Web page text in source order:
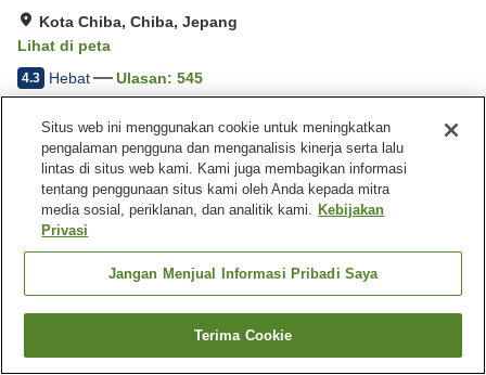
Kota Chiba, Chiba, Jepang
Lihat di peta
4.3 Hebat Ulasan: 545
Fasilitas properti
Tempat parkir
Restoran
Lounge
Pojok izakaya
Beranda Jepang Chiba Kota Chiba Hotel Port Plaza Chiba
Cari kamar
Situs web ini menggunakan cookie untuk meningkatkan
pengalaman pengguna dan menganalisis kinerja serta lalu
lintas di situs web kami. Kami juga membagikan informasi
tentang penggunaan situs kami oleh Anda kepada mitra
media sosial, periklanan, dan analitik kami. Kebijakan
Privasi
Jangan Menjual Informasi Pribadi Saya
Terima Cookie